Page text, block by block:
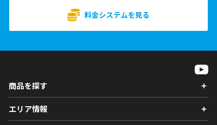
料金システムを見る
商品を探す
エリア情報